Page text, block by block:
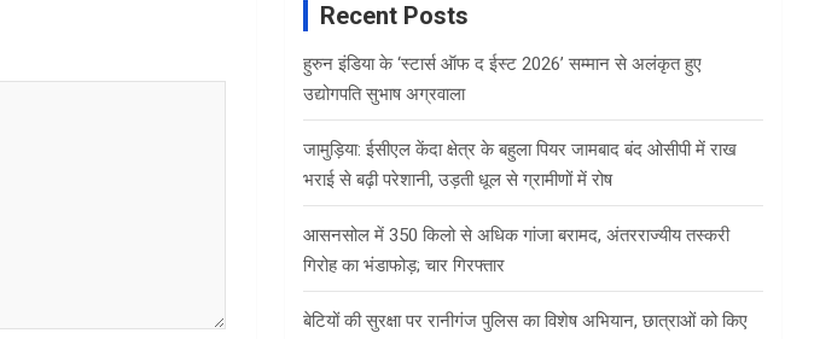
Recent Posts
हुरुन इंडिया के ‘स्टार्स ऑफ द ईस्ट 2026’ सम्मान से अलंकृत हुए
उद्योगपति सुभाष अग्रवाला
जामुड़िया: ईसीएल केंदा क्षेत्र के बहुला पियर जामबाद बंद ओसीपी में राख
भराई से बढ़ी परेशानी, उड़ती धूल से ग्रामीणों में रोष
आसनसोल में 350 किलो से अधिक गांजा बरामद, अंतरराज्यीय तस्करी
गिरोह का भंडाफोड़; चार गिरफ्तार
बेटियों की सुरक्षा पर रानीगंज पुलिस का विशेष अभियान, छात्राओं को किए